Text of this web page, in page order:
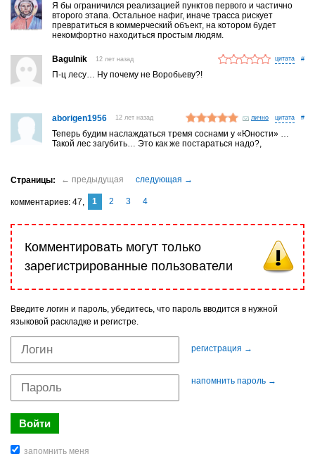
Я бы ограничился реализацией пунктов первого и частично
второго этапа. Остальное нафиг, иначе трасса рискует
превратиться в коммерческий объект, на котором будет
некомфортно находиться простым людям.
Bagulnik 12 лет назад #
П-ц лесу… Ну почему не Воробьеву?!
aborigen1956 12 лет назад лично #
Теперь будим наслаждаться тремя соснами у «Юности» …
Такой лес загубить… Это как же постараться надо?,
комментариев 47 1 2 3 4
Комментировать могут только
зарегистрированные пользователи
Введите логин и пароль, убедитесь, что пароль вводится в нужной
языковой раскладке и регистре.
регистрация →
напомнить пароль →